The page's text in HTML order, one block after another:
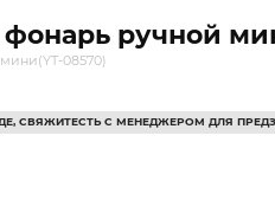
ручной
08570)
СВЯЖИТЕСТЬ С МЕНЕДЖЕРОМ ДЛЯ